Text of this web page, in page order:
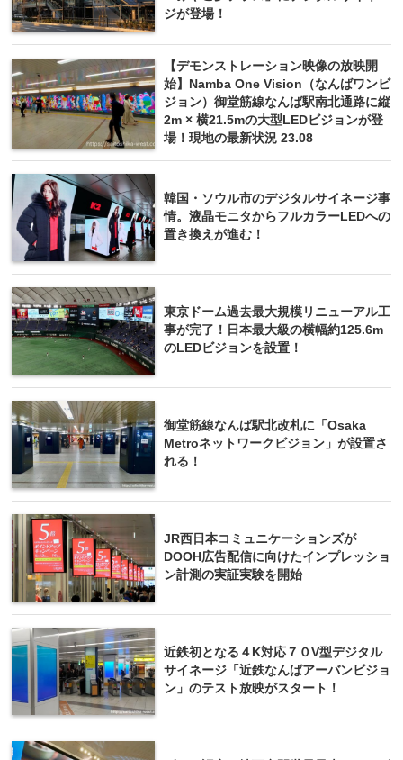
ジが登場！
【デモンストレーション映像の放映開
始】Namba One Vision（なんばワンビ
ジョン）御堂筋線なんば駅南北通路に縦
2m × 横21.5mの⼤型LEDビジョンが登
場！現地の最新状況 23.08
韓国・ソウル市のデジタルサイネージ事
情。液晶モニタからフルカラーLEDへの
置き換えが進む！
東京ドーム過去最大規模リニューアル工
事が完了！日本最大級の横幅約125.6m
のLEDビジョンを設置！
御堂筋線なんば駅北改札に「Osaka
Metroネットワークビジョン」が設置さ
れる！
JR西日本コミュニケーションズが
DOOH広告配信に向けたインプレッショ
ン計測の実証実験を開始
近鉄初となる４K対応７０V型デジタル
サイネージ「近鉄なんばアーバンビジョ
ン」のテスト放映がスタート！